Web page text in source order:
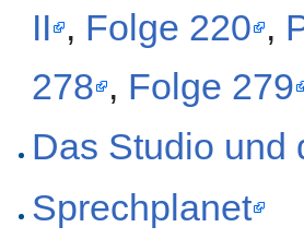
II , Folge 220 ,
278 , Folge 279
Das Studio und
Sprechplanet